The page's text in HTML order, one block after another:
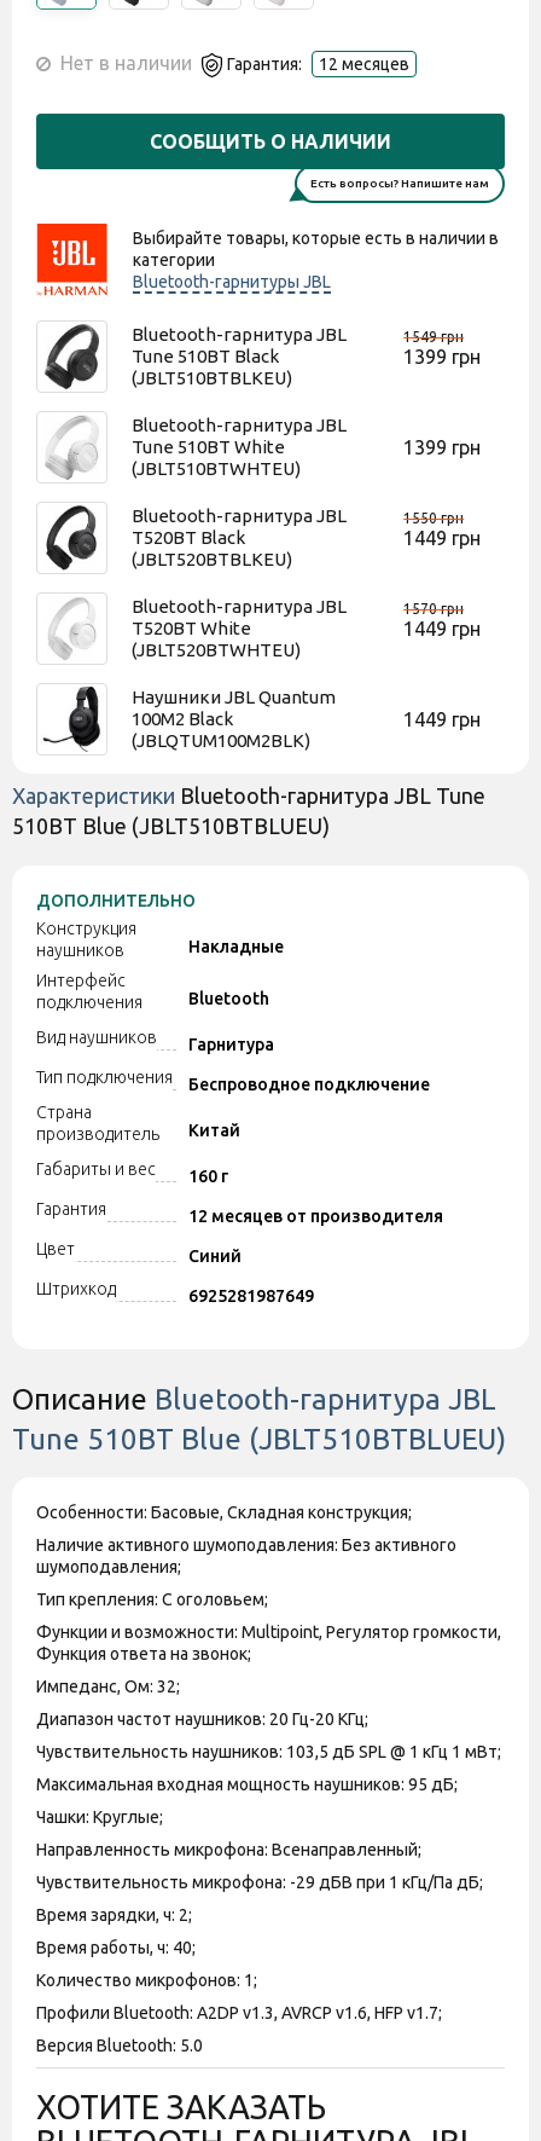
Нет в наличии Гарантия: 12 месяцев
СООБЩИТЬ О НАЛИЧИИ
Есть вопросы? Напишите нам
Выбирайте товары, которые есть в наличии в
категории
Bluetooth-гарнитуры JBL
Bluetooth-гарнитура JBL
Tune 510BT Black
(JBLT510BTBLKEU)
1399 грн
1549 грн
Bluetooth-гарнитура JBL
Tune 510BT White
(JBLT510BTWHTEU)
1399 грн
Bluetooth-гарнитура JBL
T520BT Black
(JBLT520BTBLKEU)
1449 грн
1550 грн
Bluetooth-гарнитура JBL
T520BT White
(JBLT520BTWHTEU)
1449 грн
1570 грн
Наушники JBL Quantum
100M2 Black
(JBLQTUM100M2BLK)
1449 грн
Характеристики Bluetooth-гарнитура JBL Tune
510BT Blue (JBLT510BTBLUEU)
ДОПОЛНИТЕЛЬНО
Конструкция
наушников
Накладные
Интерфейс
подключения
Bluetooth
Вид наушников
Гарнитура
Тип подключения
Беспроводное подключение
Страна
производитель
Китай
Габариты и вес
160 г
Гарантия
12 месяцев от производителя
Цвет
Синий
Штрихкод
6925281987649
Описание Bluetooth-гарнитура JBL
Tune 510BT Blue (JBLT510BTBLUEU)
Особенности: Басовые, Складная конструкция;
Наличие активного шумоподавления: Без активного
шумоподавления;
Тип крепления: С оголовьем;
Функции и возможности: Multipoint, Регулятор громкости,
Функция ответа на звонок;
Импеданс, Ом: 32;
Диапазон частот наушников: 20 Гц-20 КГц;
Чувствительность наушников: 103,5 дБ SPL @ 1 кГц 1 мВт;
Максимальная входная мощность наушников: 95 дБ;
Чашки: Круглые;
Направленность микрофона: Всенаправленный;
Чувствительность микрофона: -29 дБВ при 1 кГц/Па дБ;
Время зарядки, ч: 2;
Время работы, ч: 40;
Количество микрофонов: 1;
Профили Bluetooth: A2DP v1.3, AVRCP v1.6, HFP v1.7;
Версия Bluetooth: 5.0
ХОТИТЕ ЗАКАЗАТЬ